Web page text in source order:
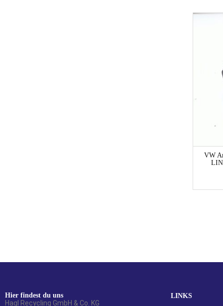
VW
Hier findest du uns
Hagl Recycling GmbH & Co. KG
LINKS